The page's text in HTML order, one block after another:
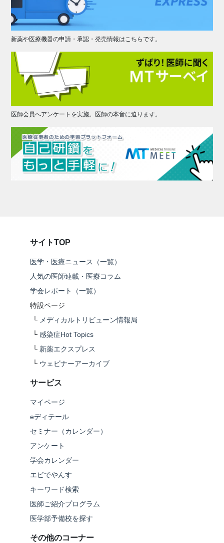
新薬や医療機器の申請・承認・発売情報はこちらです。
医師会員へアンケートを実施。医師の本音に迫ります。
サイトTOP
医学・医療ニュース（一覧）
人気の医師連載・医療コラム
学会レポート（一覧）
特設ページ
└ メディカルトリビューン情報局
└ 感染症Hot Topics
└ 新薬エクスプレス
└ ウェビナーアーカイブ
サービス
マイページ
eディテール
セミナー（カレンダー）
アンケート
学会カレンダー
エビでやんす
キーワード検索
医師ご紹介プログラム
医学部予備校を探す
その他のコーナー